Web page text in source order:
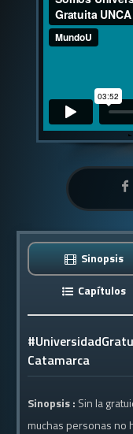
Sinopsis
Capítulos
Catamarca
Sinopsis : Sin la
muchas personas no